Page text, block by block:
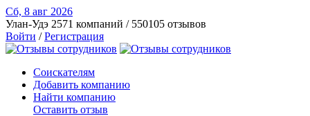
Сб, 8 авг 2026
Улан-Удэ 2571 компаний / 550105 отзывов
Войти /Регистрация
Соискателям
Добавить компанию
Найти компанию
Оставить отзыв